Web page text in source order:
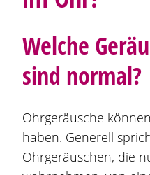
Welche
sind normal?
Ohrgeräusche
haben. Generell
Ohrgeräuschen, die